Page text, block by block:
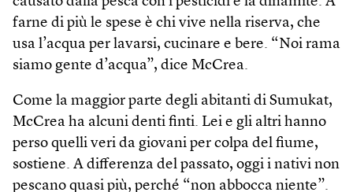
farne di più le spese è chi vive nella riserva, che
usa l’acqua per lavarsi, cucinare e bere. “Noi rama
siamo gente d’acqua”, dice McCrea.
Come la maggior parte degli abitanti di Sumukat,
McCrea ha alcuni denti finti. Lei e gli altri hanno
perso quelli veri da giovani per colpa del fiume,
sostiene. A differenza del passato, oggi i nativi non
pescano quasi più, perché “non abbocca niente”.